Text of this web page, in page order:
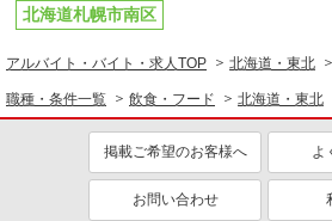
北海道札幌市南区
アルバイト・バイト・求人TOP 北海道・東北
職種・条件一覧 飲食・フード 北海道・東北
掲載ご希望のお客様へ よ
お問い合わせ